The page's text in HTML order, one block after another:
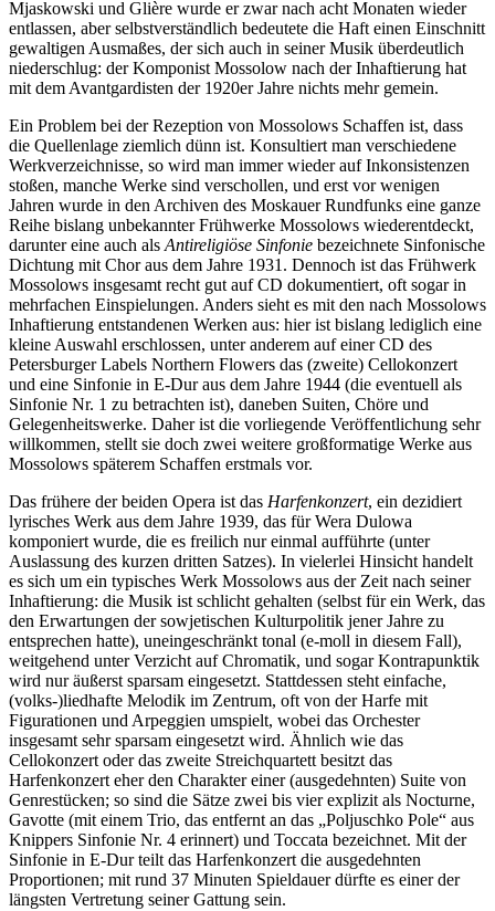
Mjaskowski und Glière wurde er zwar nach acht Monaten wieder
entlassen, aber selbstverständlich bedeutete die Haft einen Einschnitt
gewaltigen Ausmaßes, der sich auch in seiner Musik überdeutlich
niederschlug: der Komponist Mossolow nach der Inhaftierung hat
mit dem Avantgardisten der 1920er Jahre nichts mehr gemein.
Ein Problem bei der Rezeption von Mossolows Schaffen ist, dass
die Quellenlage ziemlich dünn ist. Konsultiert man verschiedene
Werkverzeichnisse, so wird man immer wieder auf Inkonsistenzen
stoßen, manche Werke sind verschollen, und erst vor wenigen
Jahren wurde in den Archiven des Moskauer Rundfunks eine ganze
Reihe bislang unbekannter Frühwerke Mossolows wiederentdeckt,
darunter eine auch als Antireligiöse Sinfonie bezeichnete Sinfonische
Dichtung mit Chor aus dem Jahre 1931. Dennoch ist das Frühwerk
Mossolows insgesamt recht gut auf CD dokumentiert, oft sogar in
mehrfachen Einspielungen. Anders sieht es mit den nach Mossolows
Inhaftierung entstandenen Werken aus: hier ist bislang lediglich eine
kleine Auswahl erschlossen, unter anderem auf einer CD des
Petersburger Labels Northern Flowers das (zweite) Cellokonzert
und eine Sinfonie in E-Dur aus dem Jahre 1944 (die eventuell als
Sinfonie Nr. 1 zu betrachten ist), daneben Suiten, Chöre und
Gelegenheitswerke. Daher ist die vorliegende Veröffentlichung sehr
willkommen, stellt sie doch zwei weitere großformatige Werke aus
Mossolows späterem Schaffen erstmals vor.
Das frühere der beiden Opera ist das Harfenkonzert, ein dezidiert
lyrisches Werk aus dem Jahre 1939, das für Wera Dulowa
komponiert wurde, die es freilich nur einmal aufführte (unter
Auslassung des kurzen dritten Satzes). In vielerlei Hinsicht handelt
es sich um ein typisches Werk Mossolows aus der Zeit nach seiner
Inhaftierung: die Musik ist schlicht gehalten (selbst für ein Werk, das
den Erwartungen der sowjetischen Kulturpolitik jener Jahre zu
entsprechen hatte), uneingeschränkt tonal (e-moll in diesem Fall),
weitgehend unter Verzicht auf Chromatik, und sogar Kontrapunktik
wird nur äußerst sparsam eingesetzt. Stattdessen steht einfache,
(volks-)liedhafte Melodik im Zentrum, oft von der Harfe mit
Figurationen und Arpeggien umspielt, wobei das Orchester
insgesamt sehr sparsam eingesetzt wird. Ähnlich wie das
Cellokonzert oder das zweite Streichquartett besitzt das
Harfenkonzert eher den Charakter einer (ausgedehnten) Suite von
Genrestücken; so sind die Sätze zwei bis vier explizit als Nocturne,
Gavotte (mit einem Trio, das entfernt an das „Poljuschko Pole“ aus
Knippers Sinfonie Nr. 4 erinnert) und Toccata bezeichnet. Mit der
Sinfonie in E-Dur teilt das Harfenkonzert die ausgedehnten
Proportionen; mit rund 37 Minuten Spieldauer dürfte es einer der
längsten Vertretung seiner Gattung sein.